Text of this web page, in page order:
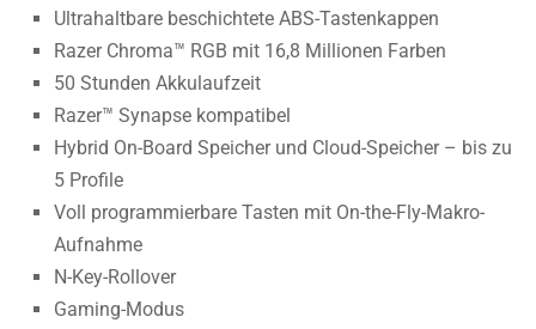
Ultrahaltbare beschichtete ABS-Tastenkappen
Razer Chroma™ RGB mit 16,8 Millionen Farben
50 Stunden Akkulaufzeit
Razer™ Synapse kompatibel
Hybrid On-Board Speicher und Cloud-Speicher – bis zu
5 Profile
Voll programmierbare Tasten mit On-the-Fly-Makro-
Aufnahme
N-Key-Rollover
Gaming-Modus